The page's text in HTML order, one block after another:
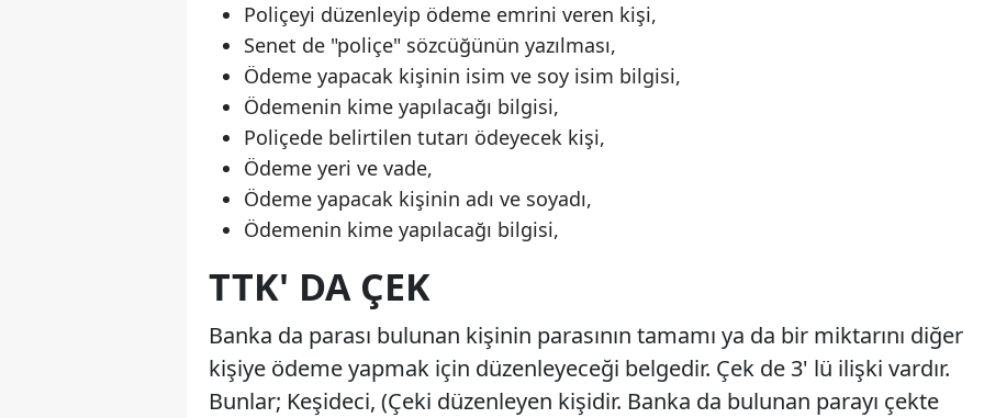
Poliçeyi düzenleyip ödeme emrini veren kişi,
Senet de "poliçe" sözcüğünün yazılması,
Ödeme yapacak kişinin isim ve soy isim bilgisi,
Ödemenin kime yapılacağı bilgisi,
Poliçede belirtilen tutarı ödeyecek kişi,
Ödeme yeri ve vade,
Ödeme yapacak kişinin adı ve soyadı,
Ödemenin kime yapılacağı bilgisi,
TTK' DA ÇEK
Banka da parası bulunan kişinin parasının tamamı ya da bir miktarını diğer
kişiye ödeme yapmak için düzenleyeceği belgedir. Çek de 3' lü ilişki vardır.
Bunlar; Keşideci, (Çeki düzenleyen kişidir. Banka da bulunan parayı çekte